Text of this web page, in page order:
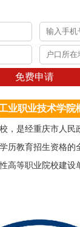
免费申请
业职业技术学院
是经重庆市人民
历教育招生资格的
高等职业院校建设